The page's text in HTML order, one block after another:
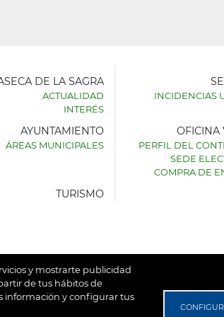
y mostrarte publicidad
de tus hábitos de
información y configurar tus
DE LA SAGRA
ACTUALIDAD
INTERÉS
INCIDENCIAS
AYUNTAMIENTO
ÁREAS MUNICIPALES
OFICINA
PERFIL DEL
SEDE
COMPRA DE
TURISMO
de Villaseca de la Sagra Aviso